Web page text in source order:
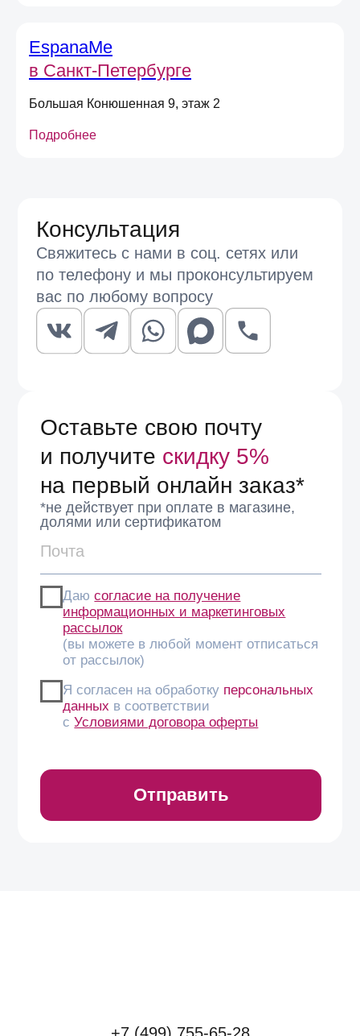
EspanaMe
в Санкт-Петербурге
Большая Конюшенная 9, этаж 2
Подробнее